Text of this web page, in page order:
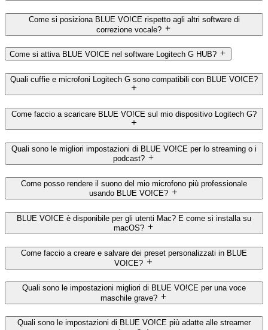
Come si posiziona BLUE VO!CE rispetto agli altri software di
correzione vocale?
Come si attiva BLUE VO!CE nel software Logitech G HUB?
Quali cuffie e microfoni Logitech G sono compatibili con BLUE VO!CE?
Come faccio a scaricare BLUE VO!CE sul mio dispositivo Logitech G?
Quali sono le migliori impostazioni di BLUE VO!CE per lo streaming o i
podcast?
Come posso rendere il suono del mio microfono più professionale
usando BLUE VO!CE?
BLUE VO!CE è disponibile per gli utenti Mac? E come si installa su
macOS?
Come faccio a creare e salvare dei preset personalizzati in BLUE
VO!CE?
Quali sono le impostazioni migliori di BLUE VO!CE per una voce
maschile grave?
Quali sono le impostazioni di BLUE VO!CE più adatte alle streamer